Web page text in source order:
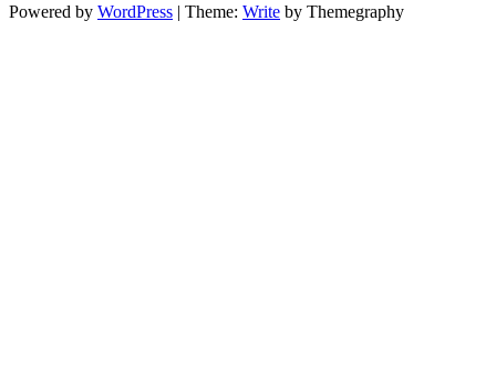
Powered by WordPress | Theme: Write by Themegraphy